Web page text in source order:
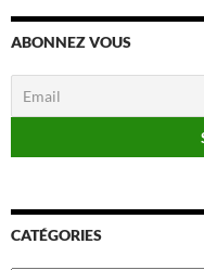
ABONNEZ VOUS
CATÉGORIES